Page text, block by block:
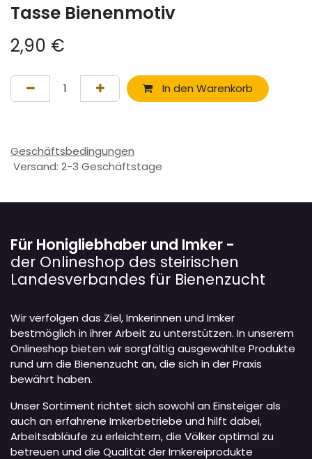
Tasse Bienenmotiv
2,90 €
In den Warenkorb
Geschäftsbedingungen
Versand: 2-3 Geschäftstage
Für Honigliebhaber und Imker -
der Onlineshop des steirischen
Landesverbandes für Bienenzucht
Wir verfolgen das Ziel, Imkerinnen und Imker
bestmöglich in ihrer Arbeit zu unterstützen. In unserem
Onlineshop bieten wir sorgfältig ausgewählte Produkte
rund um die Bienenzucht an, die sich in der Praxis
bewährt haben.
Unser Sortiment richtet sich sowohl an Einsteiger als
auch an erfahrene Imkerbetriebe und hilft dabei,
Arbeitsabläufe zu erleichtern, die Völker optimal zu
betreuen und die Qualität der Imkereiprodukte